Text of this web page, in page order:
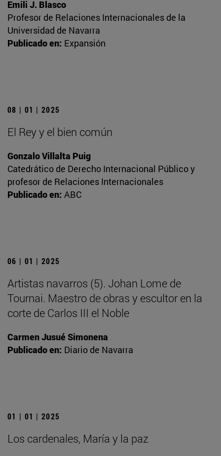
Emili J. Blasco
Profesor de Relaciones Internacionales de la
Universidad de Navarra
Publicado en: Expansión
08 | 01 | 2025
El Rey y el bien común
Gonzalo Villalta Puig
Catedrático de Derecho Internacional Público y
profesor de Relaciones Internacionales
Publicado en: ABC
06 | 01 | 2025
Artistas navarros (5). Johan Lome de
Tournai. Maestro de obras y escultor en la
corte de Carlos III el Noble
Carmen Jusué Simonena
Publicado en: Diario de Navarra
01 | 01 | 2025
Los cardenales, María y la paz